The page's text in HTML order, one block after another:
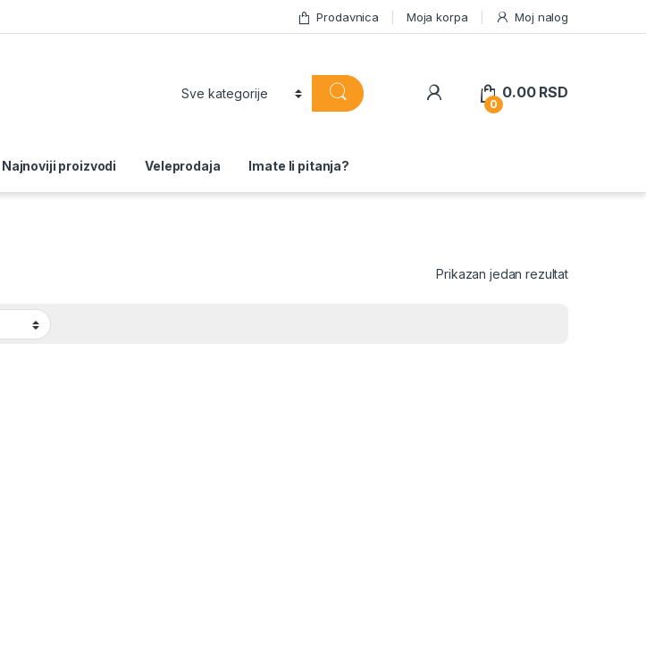
Prodavnica Moja korpa Moj nalog
0
0.00 RSD
Najnoviji proizvodi Veleprodaja Imate li pitanja?
Prikazan jedan rezultat